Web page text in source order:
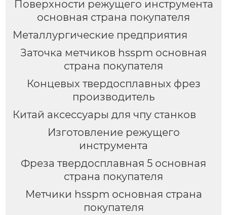
Поверхности режущего инструмента
основная страна покупателя
Металлургические предприятия
Заточка метчиков hsspm основная
страна покупателя
Концевых твердосплавных фрез
производитель
Китай аксессуары для чпу станков
Изготовление режущего
инструмента
Фреза твердосплавная 5 основная
страна покупателя
Метчики hsspm основная страна
покупателя